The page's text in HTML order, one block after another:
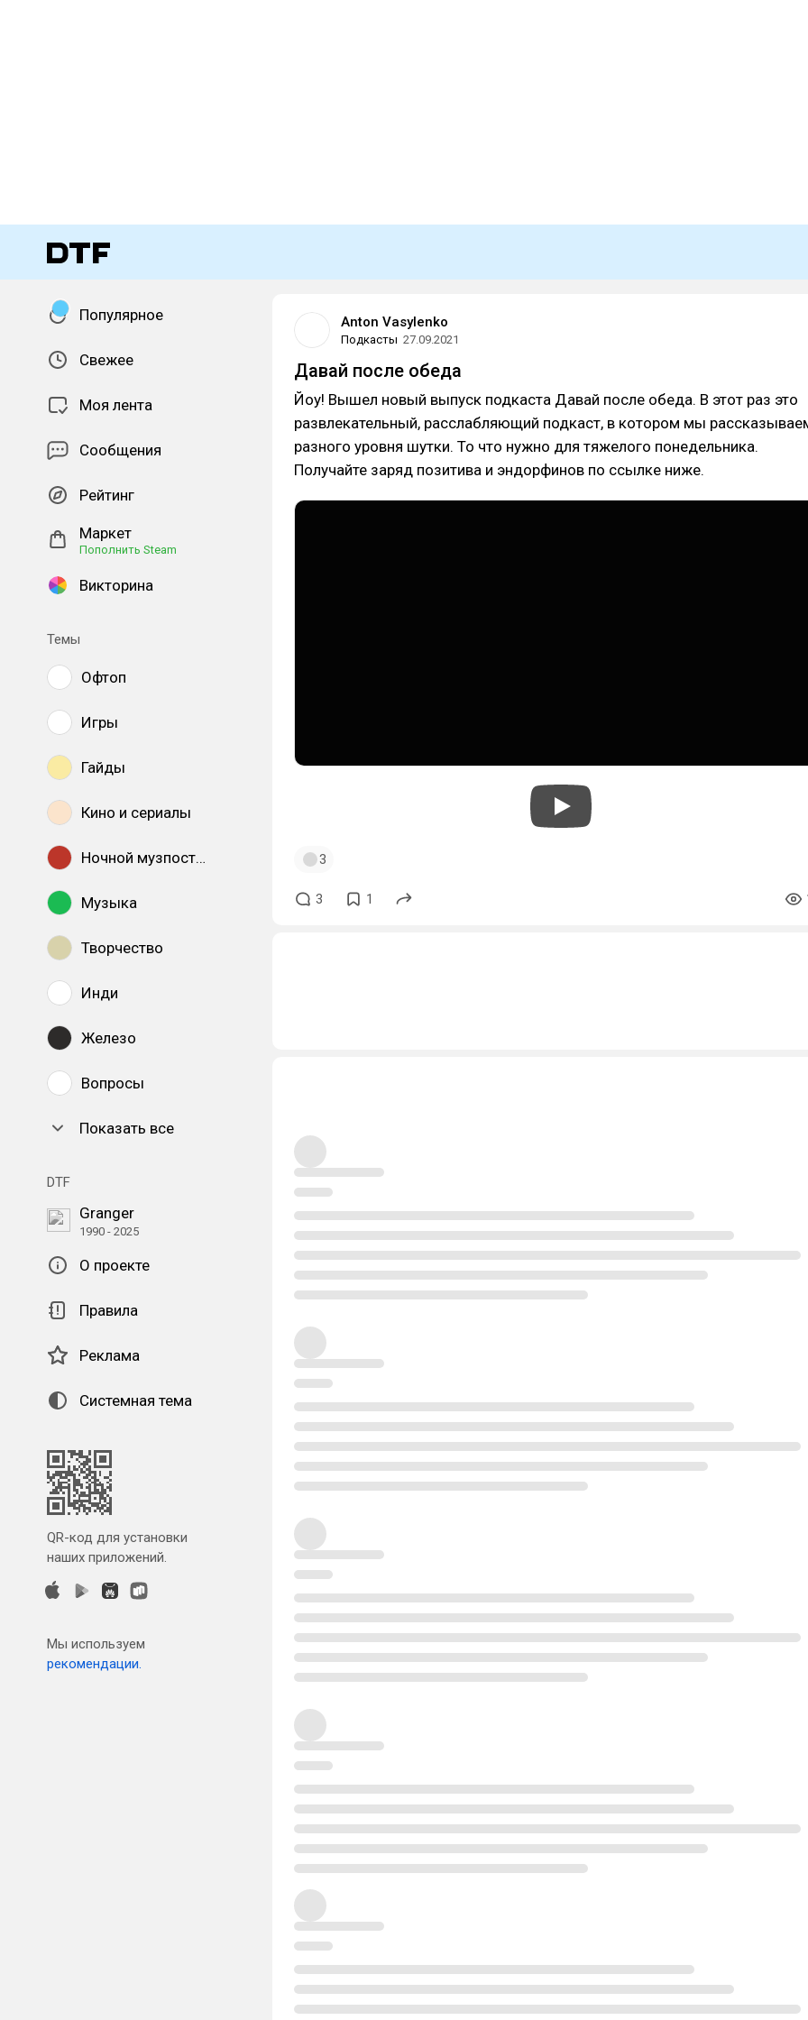
Популярное
Свежее
Моя лента
Сообщения
Рейтинг
Маркет
Пополнить Steam
Викторина
Темы
Офтоп
Игры
Гайды
Кино и сериалы
Ночной музпостинг
Музыка
Творчество
Инди
Железо
Вопросы
Показать все
DTF
Granger
1990 - 2025
О проекте
Правила
Реклама
Системная тема
QR-код для установки
наших приложений.
Мы используем
рекомендации.
Anton Vasylenko
Подкасты 27.09.2021
Давай после обеда
Йоу! Вышел новый выпуск подкаста Давай после обеда. В этот раз это
развлекательный, расслабляющий подкаст, в котором мы
разного уровня шутки. То что нужно для тяжелого понедельника.
Получайте заряд позитива и эндорфинов по ссылке ниже.
3
3 1